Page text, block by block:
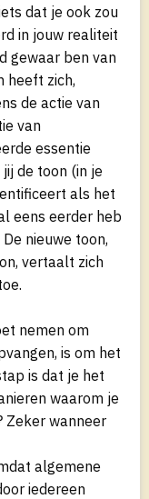
dat je ook zou
in jouw realiteit
gewaar ben van
heeft zich,
de actie van
van
essentie
de toon (in je
als het
eens eerder heb
nieuwe toon,
vertaalt zich
nemen om
is om het
is dat je het
waarom je
Zeker wanneer
algemene
iedereen